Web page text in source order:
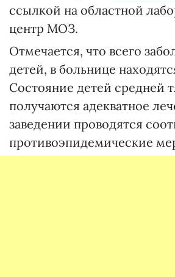
ссылкой на областной
центр МОЗ.
Отмечается, что всего
детей, в больнице
Состояние детей средней
получаются адекватное
заведении проводятся
противоэпидемические